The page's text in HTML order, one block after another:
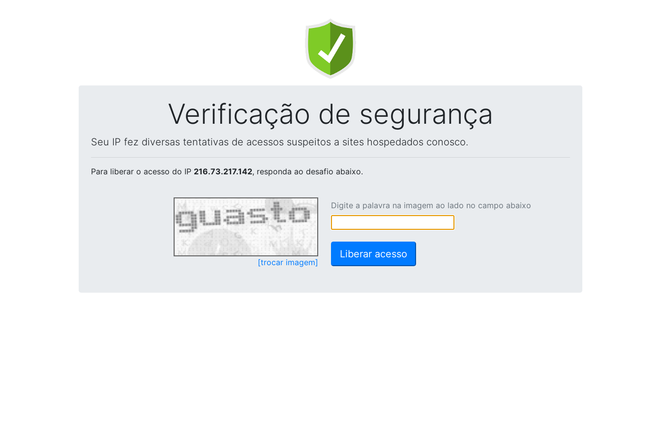
Verificação de segurança
Seu IP fez diversas tentativas de acessos suspeitos a sites hospedados conosco.
Para liberar o acesso do IP 216.73.217.142, responda ao desafio abaixo.
[trocar imagem]
Digite a palavra na imagem ao lado no campo abaixo